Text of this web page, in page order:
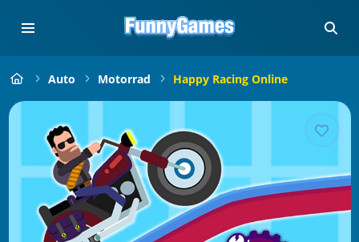
Auto Motorrad Happy Racing Online